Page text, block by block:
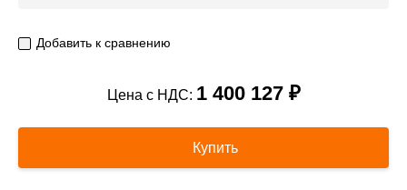
Добавить к сравнению
Цена с НДС: 1 400 127 ₽
Купить